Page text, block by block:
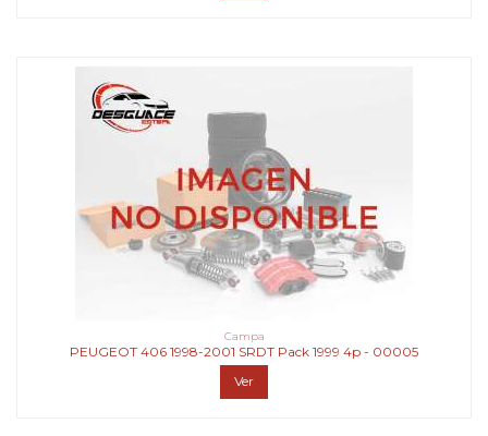
Campa
PEUGEOT 406 1998-2001 SRDT Pack 1999 4p - 00005
Ver